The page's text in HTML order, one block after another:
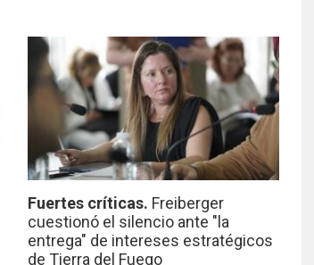
Fuertes críticas. Freiberger
cuestionó el silencio ante "la
entrega" de intereses estratégicos
de Tierra del Fuego